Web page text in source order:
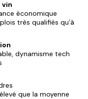
vin
économique
très qualifiés qu’à
dynamisme tech
que la moyenne